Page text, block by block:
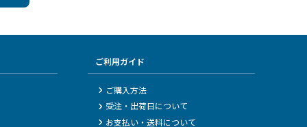
ご利用ガイド
ご購入方法
受注・出荷日について
お支払い・送料について